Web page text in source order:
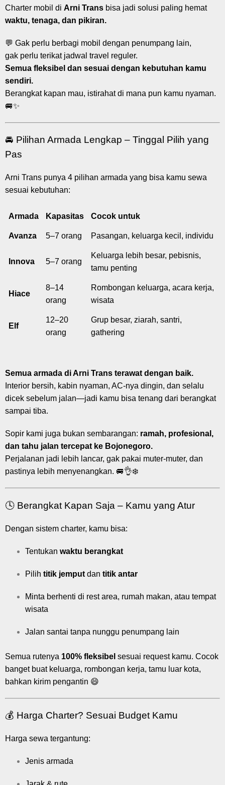
Charter mobil di Arni Trans bisa jadi solusi paling hemat
waktu, tenaga, dan pikiran.
💬 Gak perlu berbagi mobil dengan penumpang lain,
gak perlu terikat jadwal travel reguler.
Semua fleksibel dan sesuai dengan kebutuhan kamu
sendiri.
Berangkat kapan mau, istirahat di mana pun kamu nyaman.
🚐✨
🚘 Pilihan Armada Lengkap – Tinggal Pilih yang
Pas
Arni Trans punya 4 pilihan armada yang bisa kamu sewa
sesuai kebutuhan:
Armada Kapasitas Cocok untuk
Avanza 5–7 orang Pasangan, keluarga kecil, individu
Innova 5–7 orang
Keluarga lebih besar, pebisnis,
tamu penting
Hiace
8–14
orang
Rombongan keluarga, acara kerja,
wisata
Elf
12–20
orang
Grup besar, ziarah, santri,
gathering
Semua armada di Arni Trans terawat dengan baik.
Interior bersih, kabin nyaman, AC-nya dingin, dan selalu
dicek sebelum jalan—jadi kamu bisa tenang dari berangkat
sampai tiba.
Sopir kami juga bukan sembarangan: ramah, profesional,
dan tahu jalan tercepat ke Bojonegoro.
Perjalanan jadi lebih lancar, gak pakai muter-muter, dan
pastinya lebih menyenangkan. 🚐👌❄️
🕓 Berangkat Kapan Saja – Kamu yang Atur
Dengan sistem charter, kamu bisa:
Tentukan waktu berangkat
Pilih titik jemput dan titik antar
Minta berhenti di rest area, rumah makan, atau tempat
wisata
Jalan santai tanpa nunggu penumpang lain
Semua rutenya 100% fleksibel sesuai request kamu. Cocok
banget buat keluarga, rombongan kerja, tamu luar kota,
bahkan kirim pengantin 😄
💰 Harga Charter? Sesuai Budget Kamu
Harga sewa tergantung:
Jenis armada